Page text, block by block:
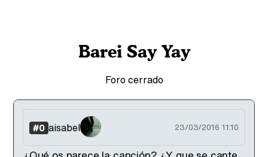
Barei Say Yay
Foro cerrado
#0 aisabel 23/03/2016 11:10